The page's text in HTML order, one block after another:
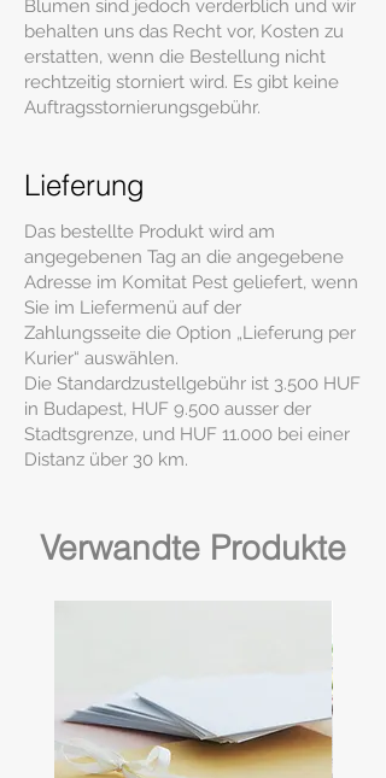
Blumen sind jedoch verderblich und wir
behalten uns das Recht vor, Kosten zu
erstatten, wenn die Bestellung nicht
rechtzeitig storniert wird. Es gibt keine
Auftragsstornierungsgebühr.
Lieferung
Das bestellte Produkt wird am
angegebenen Tag an die angegebene
Adresse im Komitat Pest geliefert, wenn
Sie im Liefermenü auf der
Zahlungsseite die Option „Lieferung per
Kurier“ auswählen.
Die Standardzustellgebühr ist 3.500 HUF
in Budapest, HUF 9.500 ausser der
Stadtsgrenze, und HUF 11.000 bei einer
Distanz über 30 km.
Verwandte Produkte